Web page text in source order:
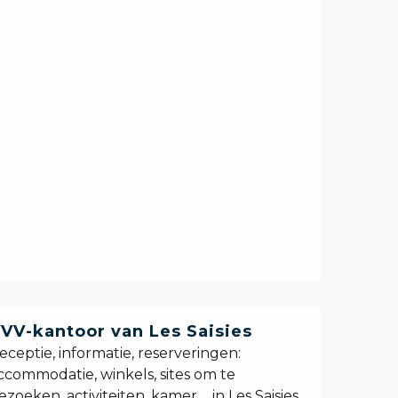
kantoor van Les Saisies
informatie, reserveringen:
winkels, sites om te